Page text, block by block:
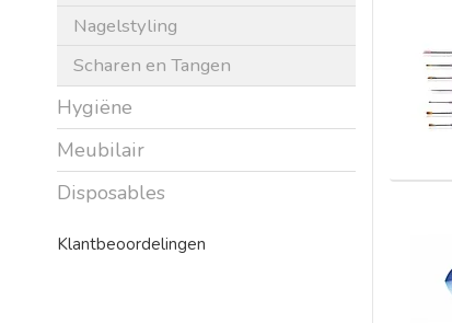
Nagelstyling
Scharen en Tangen
Hygiëne
Meubilair
Disposables
Klantbeoordelingen